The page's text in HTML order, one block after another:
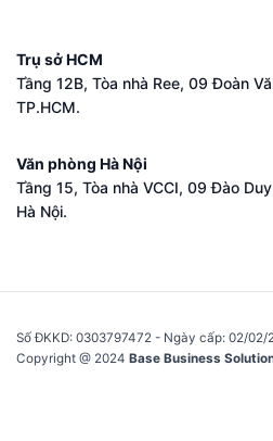
Trụ sở HCM
Tầng 12B, Tòa nhà Ree, 09 Đoàn
TP.HCM.
Văn phòng Hà Nội
Tầng 15, Tòa nhà VCCI, 09 Đào
Hà Nội.
Số ĐKKD: 0​3​0​3​7​9​7​4​7​2 - Ngày cấp: 02/02/
Copyright @ 2024 Base Business